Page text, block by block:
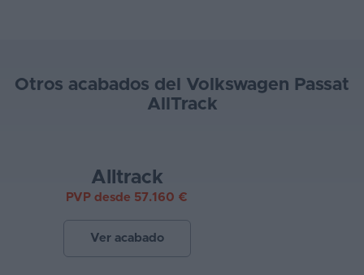
Otros acabados del Volkswagen Passat
AllTrack
Alltrack
PVP desde 57.160 €
Ver acabado